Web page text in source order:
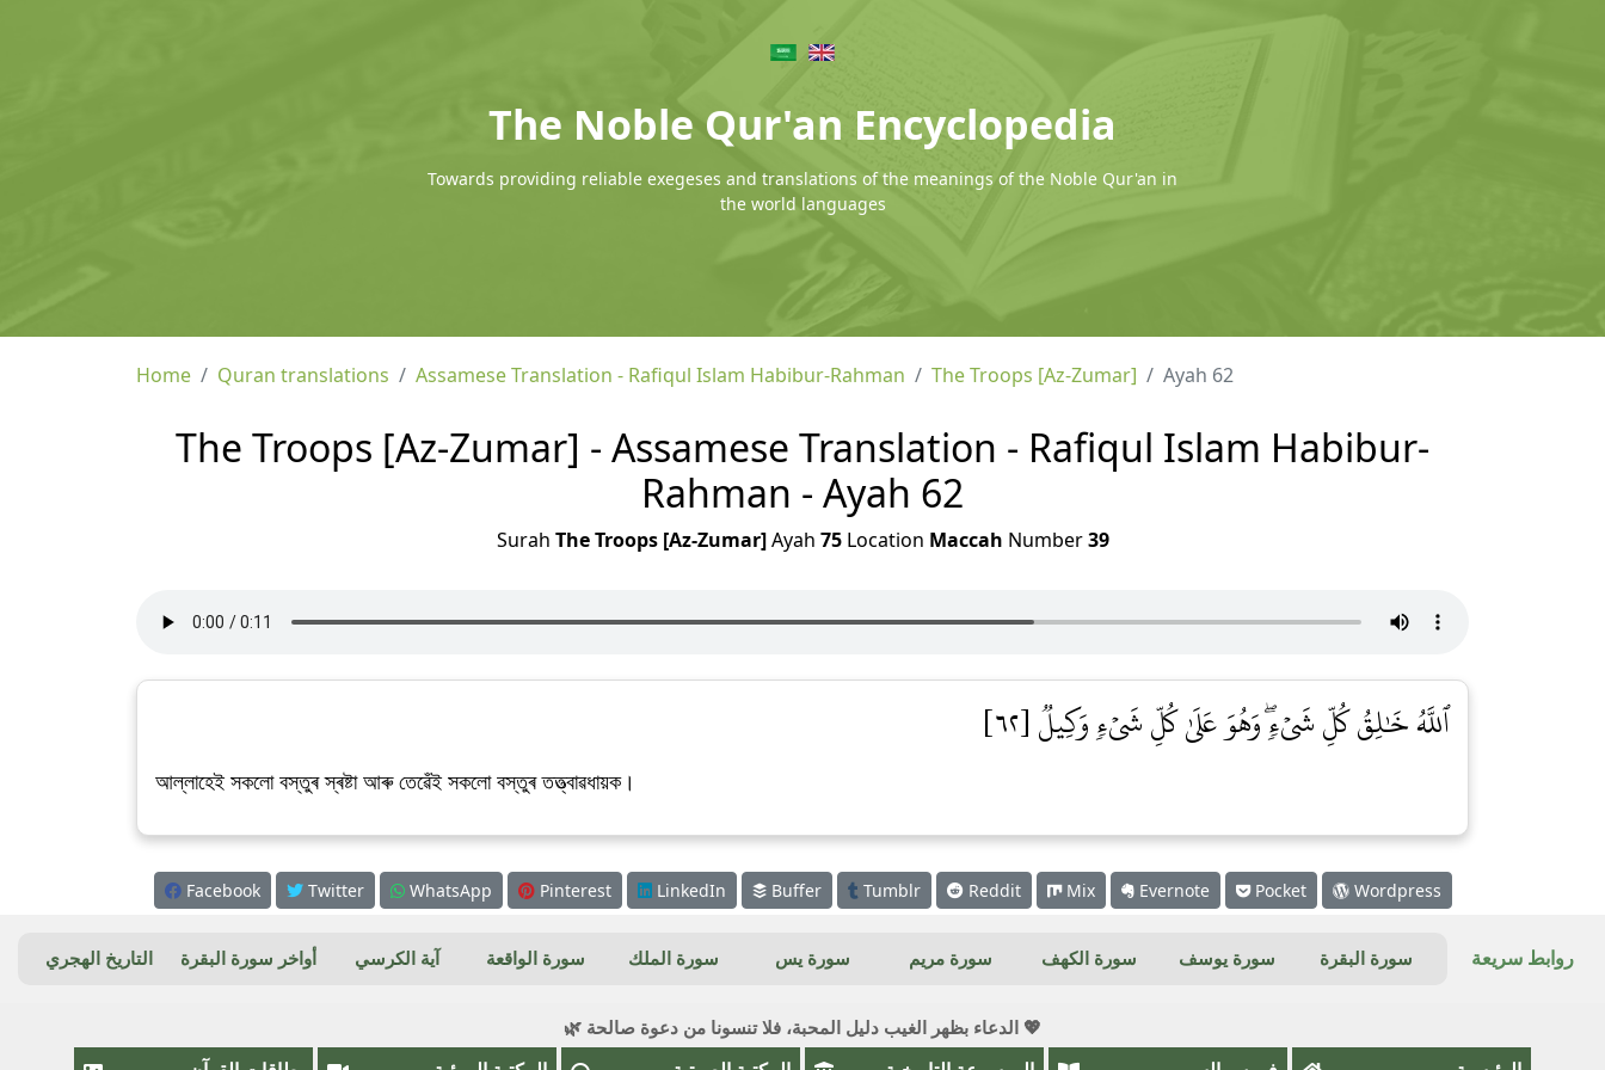
The Noble Qur'an Encyclopedia
Towards providing reliable exegeses and translations of the meanings of the Noble Qur'an in
the world languages
Home Quran translations Assamese Translation - Rafiqul Islam Habibur-Rahman The Troops [Az-Zumar] Ayah 62
The Troops [Az-Zumar] - Assamese Translation - Rafiqul Islam Habibur-
Rahman - Ayah 62
Surah The Troops [Az-Zumar]Ayah 75Location Maccah Number39
ٱللَّهُ خَٰلِقُ كُلِّ شَيۡءٖۖ وَهُوَ عَلَىٰ كُلِّ شَيۡءٖ وَكِيلٞ [٦٢]
আল্লাহেই সকলো বস্তুৰ স্ৰষ্টা আৰু তেৱেঁই সকলো বস্তুৰ তত্ত্বাৱধায়ক।
Facebook Twitter WhatsApp Pinterest LinkedIn Buffer Tumblr Reddit Mix Evernote Pocket Wordpress
روابط سريعة سورة البقرة سورة يوسف سورة الكهف سورة مريم سورة يس سورة الملك سورة الواقعة آية الكرسي أواخر سورة البقرة التاريخ الهجري
💖 الدعاء بظهر الغيب دليل المحبة، فلا تنسونا من دعوة صالحة 🌿